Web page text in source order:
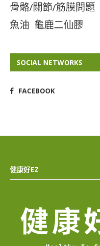
骨骼/關節/筋膜問題
魚油 龜鹿二仙膠
SOCIAL NETWORKS
FACEBOOK
健康好EZ